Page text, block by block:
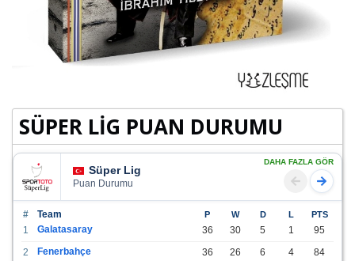
SÜPER LİG PUAN DURUMU
Süper Lig
Puan Durumu
DAHA FAZLA GÖR
# Team P W D L PTS
1 Galatasaray 36 30 5 1
95
2
Fenerbahçe 36 26 6 4
84